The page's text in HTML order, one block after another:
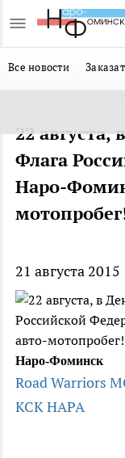
Все новости
22 августа,
Флага
Наро-
21 августа 2015
Наро-Фоминск
Road Warriors
КСК НАРА